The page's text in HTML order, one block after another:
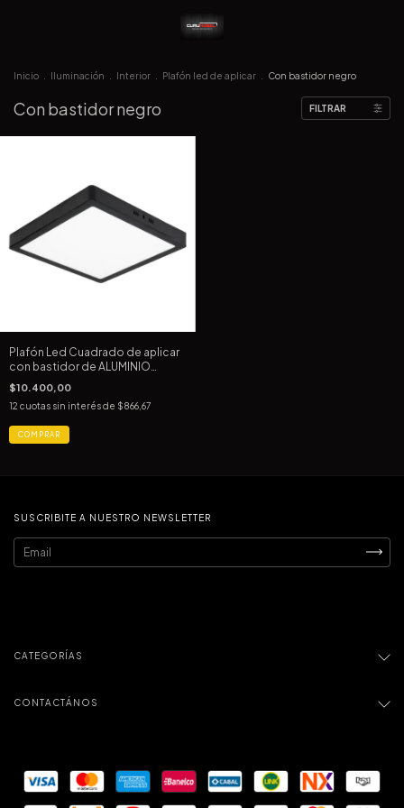
Inicio Iluminación Interior Plafón led de aplicar Con bastidor negro
Con bastidor negro FILTRAR
Plafón Led Cuadrado de aplicar
con bastidor de ALUMINIO
Negro Luz Fría.
$10.400,00
12 cuotas sin interés de $866,67
COMPRAR
SUSCRIBITE A NUESTRO NEWSLETTER
CATEGORÍAS
CONTACTÁNOS